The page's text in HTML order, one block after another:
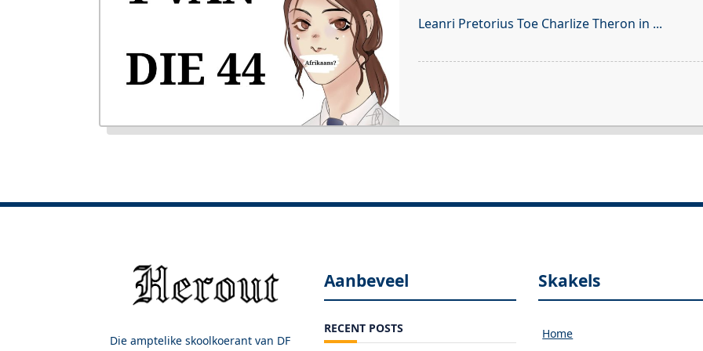
Leanri Pretorius Toe Charlize Theron in ...
Die amptelike skoolkoerant van DF
Aanbeveel
RECENT POSTS
Skakels
Home